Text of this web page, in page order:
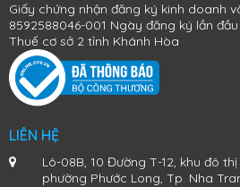
Đàn Piano Cơ Kawai K-300
Giấy chứng nhận đăng ký kinh doanh
8592588046-001 Ngày đăng ký lần
Thuế cơ sở 2 tỉnh Khánh Hòa
LIÊN HỆ
Lô-08B, 10 Đường T-12, khu đô thị
phường Phước Long, Tp. Nha